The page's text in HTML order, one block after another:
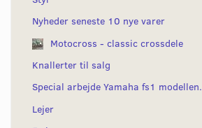
Nyheder seneste 10 nye varer
Motocross - classic crossdele
Knallerter til salg
Special arbejde Yamaha fs1 modellen.
Lejer